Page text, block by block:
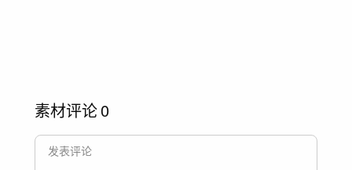
素材评论0